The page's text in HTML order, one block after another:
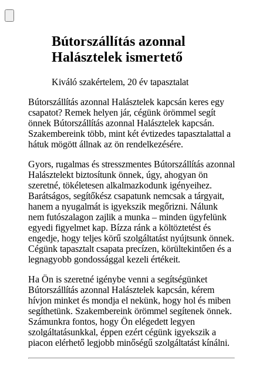
Bútorszállítás azonnal
Halásztelek ismertető
Kiváló szakértelem, 20 év tapasztalat
Bútorszállítás azonnal Halásztelek kapcsán keres egy
csapatot? Remek helyen jár, cégünk örömmel segít
önnek Bútorszállítás azonnal Halásztelek kapcsán.
Szakembereink több, mint két évtizedes tapasztalattal a
hátuk mögött állnak az ön rendelkezésére.
Gyors, rugalmas és stresszmentes Bútorszállítás azonnal
Halásztelekt biztosítunk önnek, úgy, ahogyan ön
szeretné, tökéletesen alkalmazkodunk igényeihez.
Barátságos, segítőkész csapatunk nemcsak a tárgyait,
hanem a nyugalmát is igyekszik megőrizni. Nálunk
nem futószalagon zajlik a munka – minden ügyfelünk
egyedi figyelmet kap. Bízza ránk a költöztetést és
engedje, hogy teljes körű szolgáltatást nyújtsunk önnek.
Cégünk tapasztalt csapata precízen, körültekintően és a
legnagyobb gondossággal kezeli értékeit.
Ha Ön is szeretné igénybe venni a segítségünket
Bútorszállítás azonnal Halásztelek kapcsán, kérem
hívjon minket és mondja el nekünk, hogy hol és miben
segíthetünk. Szakembereink örömmel segítenek önnek.
Számunkra fontos, hogy Ön elégedett legyen
szolgáltatásunkkal, éppen ezért cégünk igyekszik a
piacon elérhető legjobb minőségű szolgáltatást kínálni.